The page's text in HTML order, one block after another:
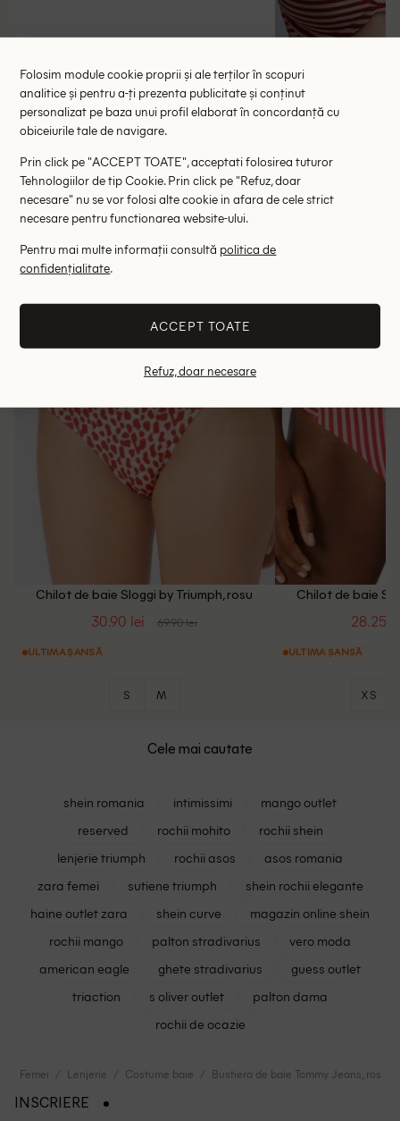
Chilot de baie Marlies Dekkers, visiniu
88.00 lei 159.00 lei
RRP: 299.00 lei
S
Sutien de baie
Altii au fost interesati de
Chilot de baie Sloggi by Triumph, rosu
30.90 lei 69.90 lei
ULTIMA ȘANSĂ
S M
Chilot de baie
28.25
ULTIMA ȘANSĂ
XS
Cele mai cautate
shein romania intimissimi
mango outlet
reserved
rochii mohito
rochii shein
lenjerie triumph
rochii asos
asos romania
zara femei
sutiene triumph
shein rochii elegante
haine outlet zara
shein curve
magazin online shein
rochii mango
palton stradivarius
vero moda
american eagle
ghete stradivarius
guess outlet
triaction
s oliver outlet
palton dama
rochii de ocazie
Femei Lenjerie Costume baie Bustiera de baie Tommy Jeans, rosu
INSCRIERE
Folosim module cookie proprii și ale terților în scopuri
analitice și pentru a-ți prezenta publicitate și conținut
personalizat pe baza unui profil elaborat în concordanță cu
obiceiurile tale de navigare.
Prin click pe "ACCEPT TOATE", acceptati folosirea tuturor
Tehnologiilor de tip Cookie. Prin click pe "Refuz, doar
necesare" nu se vor folosi alte cookie in afara de cele strict
necesare pentru functionarea website-ului.
Pentru mai multe informații consultă politica de
confidențialitate.
ACCEPT TOATE
Refuz, doar necesare